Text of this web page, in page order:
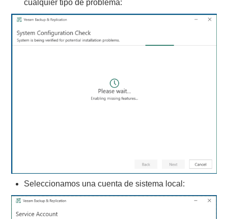
cualquier tipo de problema:
Seleccionamos una cuenta de sistema local: